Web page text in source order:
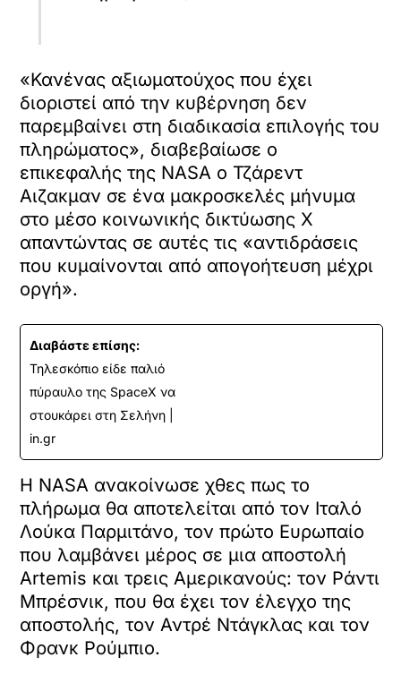
«Κανένας αξιωματούχος που έχει
διοριστεί από την κυβέρνηση δεν
παρεμβαίνει στη διαδικασία επιλογής του
πληρώματος», διαβεβαίωσε ο
επικεφαλής της NASA ο Τζάρεντ
Αιζακμαν σε ένα μακροσκελές μήνυμα
στο μέσο κοινωνικής δικτύωσης Χ
απαντώντας σε αυτές τις «αντιδράσεις
που κυμαίνονται από απογοήτευση μέχρι
οργή».
Διαβάστε επίσης:
Τηλεσκόπιo είδε παλιό
πύραυλο της SpaceX να
στουκάρει στη Σελήνη |
in.gr
Η NASA ανακοίνωσε χθες πως το
πλήρωμα θα αποτελείται από τον Ιταλό
Λούκα Παρμιτάνο, τον πρώτο Ευρωπαίο
που λαμβάνει μέρος σε μια αποστολή
Artemis και τρεις Αμερικανούς: τον Ράντι
Μπρέσνικ, που θα έχει τον έλεγχο της
αποστολής, τον Αντρέ Ντάγκλας και τον
Φρανκ Ρούμπιο.